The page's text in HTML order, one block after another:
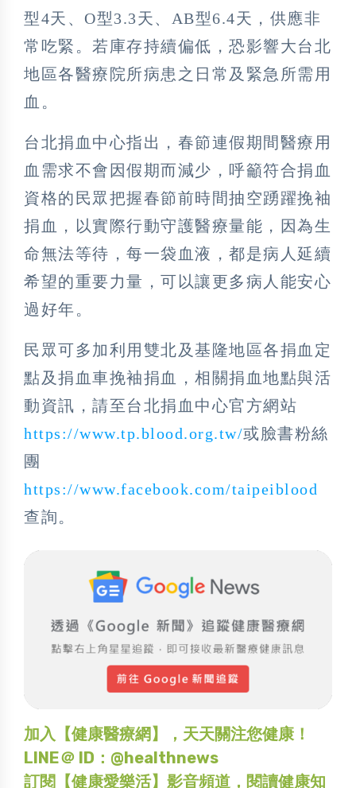
型4天、O型3.3天、AB型6.4天，供應非
常吃緊。若庫存持續偏低，恐影響大台北
地區各醫療院所病患之日常及緊急所需用
血。
台北捐血中心指出，春節連假期間醫療用
血需求不會因假期而減少，呼籲符合捐血
資格的民眾把握春節前時間抽空踴躍挽袖
捐血，以實際行動守護醫療量能，因為生
命無法等待，每一袋血液，都是病人延續
希望的重要力量，可以讓更多病人能安心
過好年。
民眾可多加利用雙北及基隆地區各捐血定
點及捐血車挽袖捐血，相關捐血地點與活
動資訊，請至台北捐血中心官方網站
https://www.tp.blood.org.tw/或臉書粉絲
團
https://www.facebook.com/taipeiblood
查詢。
加入【健康醫療網】，天天關注您健康！
LINE＠ ID：@healthnews
訂閱【健康愛樂活】影音頻道，閱讀健康知